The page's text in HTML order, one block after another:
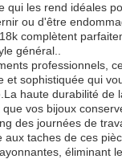
qui les rend idéales
ou d'être
complètent
général..
professionnels,
et sophistiquée qui
haute durabilité de
vos bijoux
des journées de
aux taches de ces
éliminant